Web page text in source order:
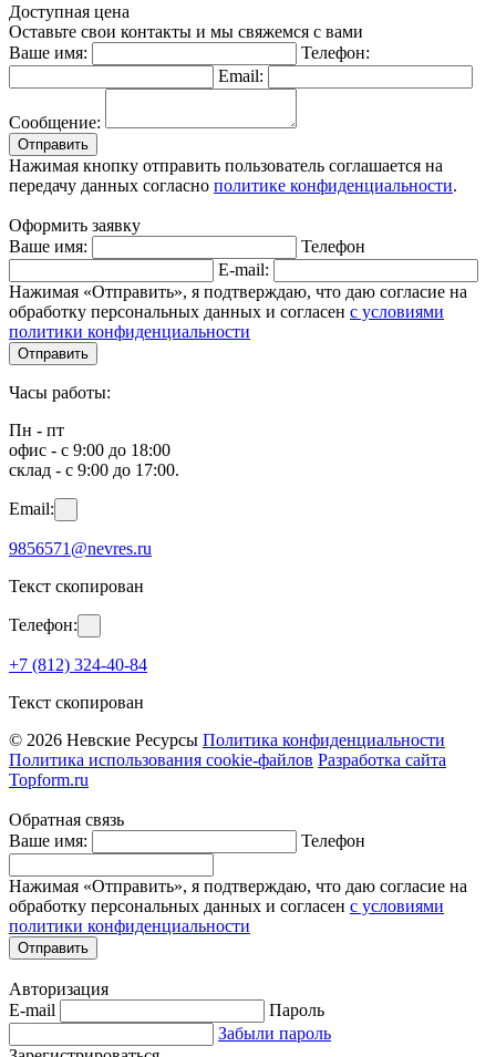
Доступная цена
Оставьте свои контакты и мы свяжемся с вами
Ваше имя:
Телефон:
Email:
Сообщение:
Отправить
Нажимая кнопку отправить пользователь соглашается на
передачу данных согласно политике конфиденциальности.
Оформить заявку
Ваше имя:
Телефон
E-mail:
Нажимая «Отправить», я подтверждаю, что даю согласие на
обработку персональных данных и согласен с условиями
политики конфиденциальности
Отправить
Часы работы:
Пн - пт
офис - с 9:00 до 18:00
склад - с 9:00 до 17:00.
Email:
9856571@nevres.ru
Текст скопирован
Телефон:
+7 (812) 324-40-84
Текст скопирован
© 2026 Невские Ресурсы Политика конфиденциальности
Политика использования cookie-файлов Разработка сайта
Topform.ru
Обратная связь
Ваше имя:
Телефон
Нажимая «Отправить», я подтверждаю, что даю согласие на
обработку персональных данных и согласен с условиями
политики конфиденциальности
Отправить
Авторизация
E-mail
Пароль
Забыли пароль